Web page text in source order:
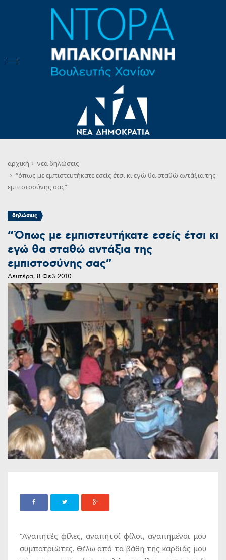
αρχική νεα δηλώσεις
“όπως με εμπιστευτήκατε εσείς έτσι κι εγώ θα σταθώ αντάξια της
εμπιστοσύνης σας”
δηλώσεις
“Όπως με εμπιστευτήκατε εσείς έτσι κι
εγώ θα σταθώ αντάξια της
εμπιστοσύνης σας”
Δευτέρα, 8 Φεβ 2010
“Αγαπητές φίλες, αγαπητοί φίλοι, αγαπημένοι μου
συμπατριώτες. Θέλω από τα βάθη της καρδιάς μου